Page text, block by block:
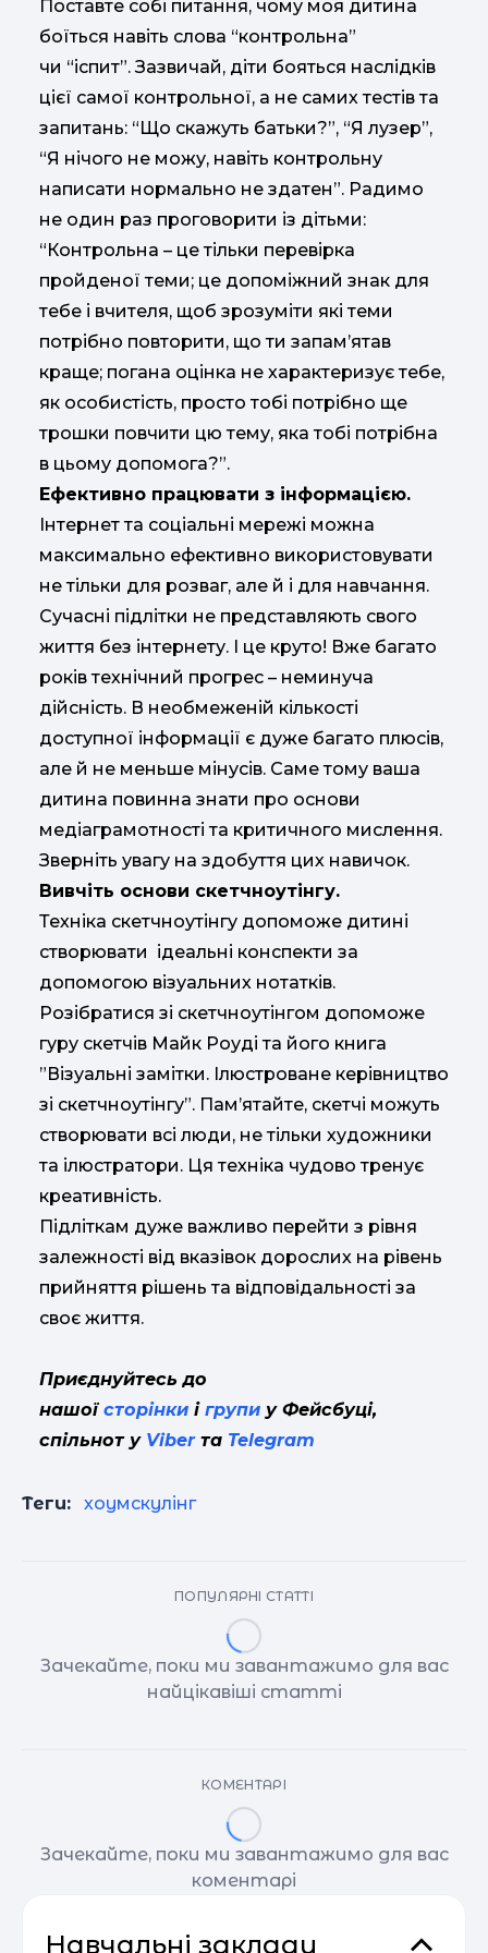
Поставте собі питання, чому моя дитина
боїться навіть слова “контрольна”
чи “іспит”. Зазвичай, діти бояться наслідків
цієї самої контрольної, а не самих тестів та
запитань: “Що скажуть батьки?”, “Я лузер”,
“Я нічого не можу, навіть контрольну
написати нормально не здатен”. Радимо
не один раз проговорити із дітьми:
“Контрольна – це тільки перевірка
пройденої теми; це допоміжний знак для
тебе і вчителя, щоб зрозуміти які теми
потрібно повторити, що ти запам’ятав
краще; погана оцінка не характеризує тебе,
як особистість, просто тобі потрібно ще
трошки повчити цю тему, яка тобі потрібна
в цьому допомога?”.
Ефективно працювати з інформацією.
Інтернет та соціальні мережі можна
максимально ефективно використовувати
не тільки для розваг, але й і для навчання.
Сучасні підлітки не представляють свого
життя без інтернету. І це круто! Вже багато
років технічний прогрес – неминуча
дійсність. В необмеженій кількості
доступної інформації є дуже багато плюсів,
але й не меньше мінусів. Саме тому ваша
дитина повинна знати про основи
медіаграмотності та критичного мислення.
Зверніть увагу на здобуття цих навичок.
Вивчіть основи скетчноутінгу.
Техніка скетчноутінгу допоможе дитині
створювати ідеальні конспекти за
допомогою візуальних нотатків.
Розібратися зі скетчноутінгом допоможе
гуру скетчів Майк Роуді та його книга
”Візуальні замітки. Ілюстроване керівництво
зі скетчноутінгу”. Пам’ятайте, скетчі можуть
створювати всі люди, не тільки художники
та ілюстратори. Ця техніка чудово тренує
креативність.
Підліткам дуже важливо перейти з рівня
залежності від вказівок дорослих на рівень
прийняття рішень та відповідальності за
своє життя.
Приєднуйтесь до
нашої сторінки і групи у Фейсбуці,
спільнот у Viberта Telegram
Теги: хоумскулінг
ПОПУЛЯРНІ СТАТТІ
Зачекайте, поки ми завантажимо для вас
найцікавіші статті
КОМЕНТАРІ
Зачекайте, поки ми завантажимо для вас
коментарі
Навчальні заклади